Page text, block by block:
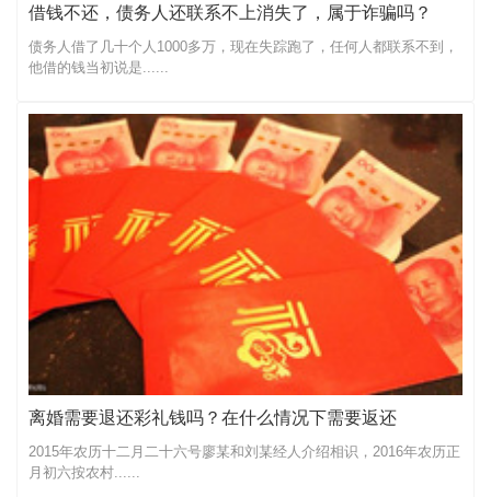
借钱不还，债务人还联系不上消失了，属于诈骗吗？
债务人借了几十个人1000多万，现在失踪跑了，任何人都联系不到，
他借的钱当初说是......
离婚需要退还彩礼钱吗？在什么情况下需要返还
2015年农历十二月二十六号廖某和刘某经人介绍相识，2016年农历正
月初六按农村......